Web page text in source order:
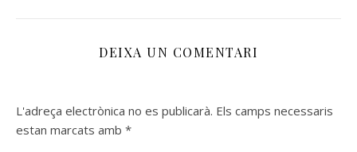
DEIXA UN COMENTARI
L'adreça electrònica no es publicarà. Els camps necessaris
estan marcats amb *